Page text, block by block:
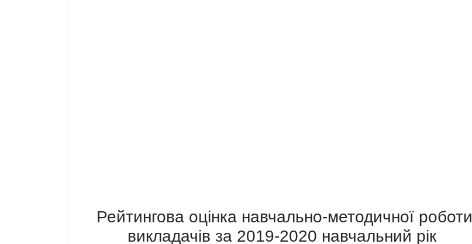
Рейтингова оцінка навчально-методичної роботи
викладачів за 2019-2020 навчальний рік